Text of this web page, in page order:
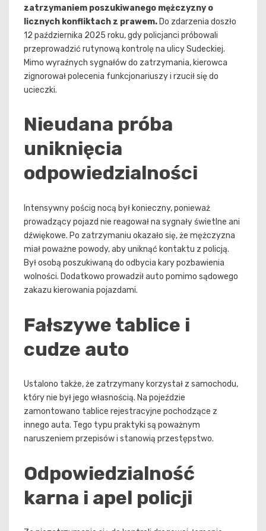
zatrzymaniem poszukiwanego mężczyzny o
licznych konfliktach z prawem. Do zdarzenia doszło
12 października 2025 roku, gdy policjanci próbowali
przeprowadzić rutynową kontrolę na ulicy Sudeckiej.
Mimo wyraźnych sygnałów do zatrzymania, kierowca
zignorował polecenia funkcjonariuszy i rzucił się do
ucieczki.
Nieudana próba
uniknięcia
odpowiedzialności
Intensywny pościg nocą był konieczny, ponieważ
prowadzący pojazd nie reagował na sygnały świetlne ani
dźwiękowe. Po zatrzymaniu okazało się, że mężczyzna
miał poważne powody, aby uniknąć kontaktu z policją.
Był osobą poszukiwaną do odbycia kary pozbawienia
wolności. Dodatkowo prowadził auto pomimo sądowego
zakazu kierowania pojazdami.
Fałszywe tablice i
cudze auto
Ustalono także, że zatrzymany korzystał z samochodu,
który nie był jego własnością. Na pojeździe
zamontowano tablice rejestracyjne pochodzące z
innego auta. Tego typu praktyki są poważnym
naruszeniem przepisów i stanowią przestępstwo.
Odpowiedzialność
karna i apel policji